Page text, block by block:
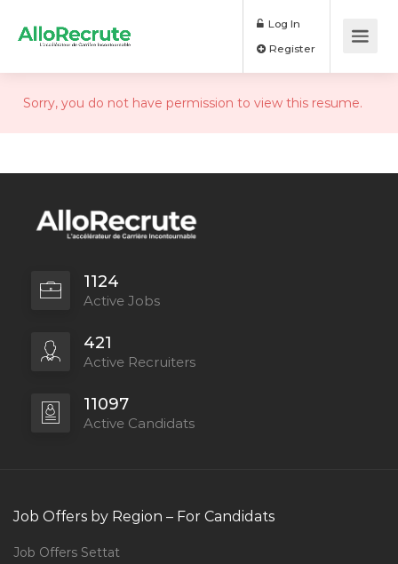
Log In
Sorry, you do not have permission to view this resume.
1124
Active Jobs
421
Active Recruiters
11097
Active Candidats
Job Offers by Region – For Candidats
Job Offers Settat